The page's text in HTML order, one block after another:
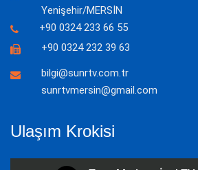
Yenişehir/MERSİN
+90 0324 233 66 55
+90 0324 232 39 63
bilgi@sunrtv.com.tr
sunrtvmersin@gmail.com
Ulaşım Krokisi